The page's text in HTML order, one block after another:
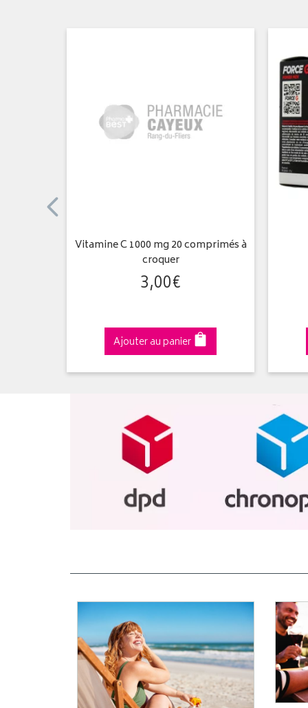
Vitamine C 1000 mg 20 comprimés à
croquer
3,00€
Ajouter au panier